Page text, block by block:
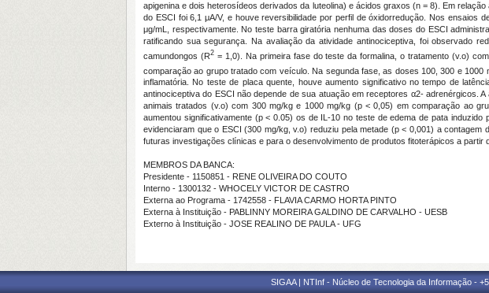
apigenina e dois heterosídeos derivados da luteolina) e ácidos graxos (n = 8). Em
do ESCI foi 6,1 μA/V, e houve reversibilidade por perfil de óxidorredução. Nos ensaios
μg/mL, respectivamente. No teste barra giratória nenhuma das doses do ESCI
ratificando sua segurança. Na avaliação da atividade antinociceptiva, foi observado
camundongos (R2= 1,0). Na primeira fase do teste da formalina, o tratamento (v.o)
comparação ao grupo tratado com veículo. Na segunda fase, as doses 100, 300 e
inflamatória. No teste de placa quente, houve aumento significativo no tempo de
antinociceptiva do ESCI não depende de sua atuação em receptores α2- adrenérgicos.
animais tratados (v.o) com 300 mg/kg e 1000 mg/kg (p < 0,05) em comparação ao
aumentou significativamente (p < 0.05) os de IL-10 no teste de edema de pata
evidenciaram que o ESCI (300 mg/kg, v.o) reduziu pela metade (p < 0,001) a
futuras investigações clínicas e para o desenvolvimento de produtos fitoterápicos a
MEMBROS DA BANCA:
Presidente - 1150851 - RENE OLIVEIRA DO COUTO
Interno - 1300132 - WHOCELY VICTOR DE CASTRO
Externa ao Programa - 1742558 - FLAVIA CARMO HORTA PINTO
Externa à Instituição - PABLINNY MOREIRA GALDINO DE CARVALHO - UESB
Externo à Instituição - JOSE REALINO DE PAULA - UFG
SIGAA | NTInf - Núcleo de Tecnologia da Informação -